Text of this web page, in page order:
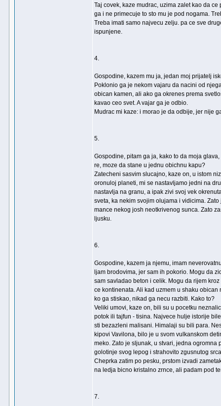
Taj covek, kaze mudrac, uzima zalet kao da ce
ga i ne primecuje to sto mu je pod nogama.
Treba imati samo najvecu zelju. pa ce sve
ispunjene.
4.
Gospodine, kazem mu ja, jedan moj prijatelj
Poklonio ga je nekom vajaru da nacini od
obican kamen, ali ako ga okrenes prema
kavao ceo svet. A vajar ga je odbio.
Mudrac mi kaze: i morao je da odbije, jer nije
5.
Gospodine, pitam ga ja, kako to da moja
re, moze da stane u jednu obichnu kapu?
Zatecheni sasvim slucajno, kaze on, u istom
oronuloj planeti, mi se nastavljamo jedni na
nastavlja na granu, a ipak zivi svoj vek
sveta, ka nekim svojim olujama i vidicima.
mance nekog josh neotkrivenog sunca. Zato
ljusku.
6.
Gospodine, kazem ja njemu, imam
ljam brodovima, jer sam ih pokorio. Mogu da
sam savladao beton i celik. Mogu da rijem
ce kontinenata. Ali kad uzmem u shaku obican
ko ga stiskao, nikad ga necu razbiti. Kako to?
Veliki umovi, kaze on, bili su u pocetku
potok ili tajfun - tisina. Najvece hulje istorije
sti bezazleni malisani. Himalaji su bili para.
kipovi Vavilona, bilo je u svom vulkanskom
meko. Zato je sljunak, u stvari, jedna ogromna
golotinje svog lepog i strahovito zgusnutog
Cheprka zatim po pesku, prstom izvadi
na ledja bicno kristalno zrnce, ali padam pod
7.